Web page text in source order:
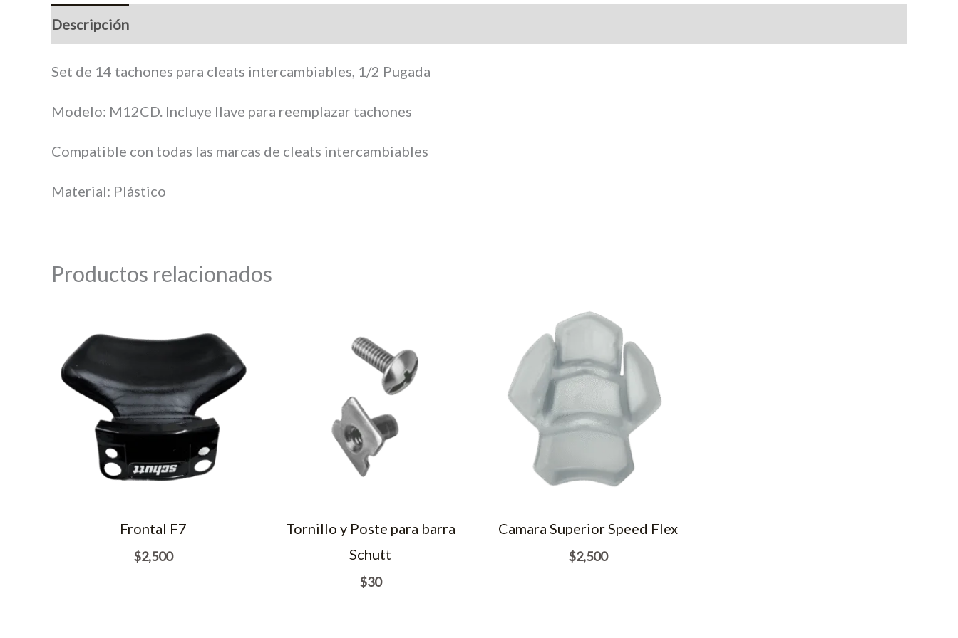
Descripción
Set de 14 tachones para cleats intercambiables, 1/2 Pugada
Modelo: M12CD. Incluye llave para reemplazar tachones
Compatible con todas las marcas de cleats intercambiables
Material: Plástico
Productos relacionados
Frontal F7
$2,500
Tornillo y Poste para barra
Schutt
$30
Camara Superior Speed Flex
$2,500